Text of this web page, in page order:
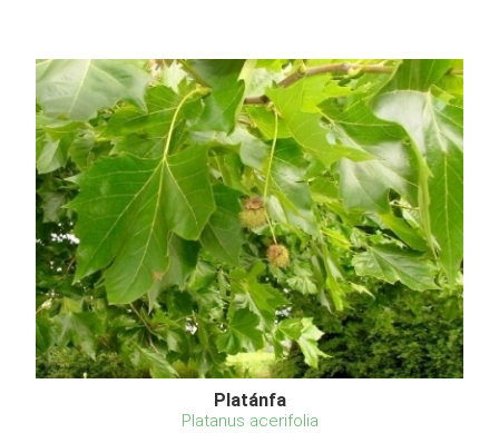
Platánfa
Platanus acerifolia